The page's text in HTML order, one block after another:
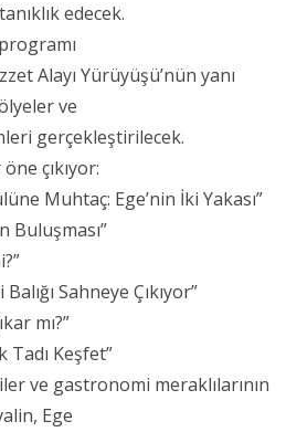
edecek.
Alayı Yürüyüşü’nün yanı
ve
gerçekleştirilecek.
çıkıyor:
Muhtaç: Ege’nin İki Yakası”
Buluşması”
Sahneye Çıkıyor”
mı?”
Tadı Keşfet”
ve gastronomi meraklılarının
Ege